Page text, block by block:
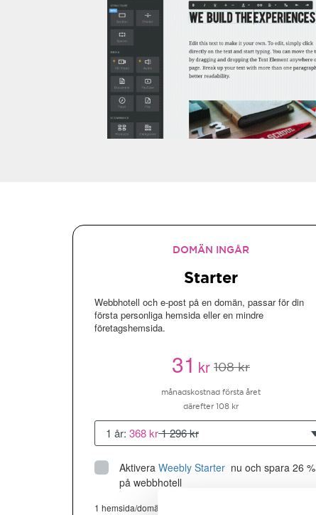
DOMÄN INGÅR
Starter
Webbhotell och e-post på en domän, passar för din
första personliga hemsida eller en mindre
företagshemsida.
31kr 108 kr
månadskostnad första året
därefter 108 kr
1 år: 368 kr1 296 kr
Aktivera Weebly Starter nu och spara 26 %
på webbhotell
1 hemsida/domän